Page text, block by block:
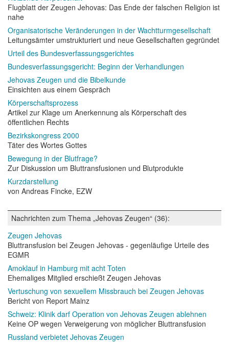
Flugblatt der Zeugen Jehovas: Das Ende der falschen Religion ist
nahe
Organisatorische Veränderungen in der Wachtturmgesellschaft
Leitungsämter umstrukturiert und neue Gesellschaften gegründet
Urteil des Bundesverfassungsgerichtes
Bundesverfassungsgericht: Beginn der Verhandlungen
Jehovas Zeugen und die Bibelkunde
Einsichten aus einem Gespräch
Körperschaftsprozess
Artikel zur Klage um Anerkennung als Körperschaft des
öffentlichen Rechts
Bezirkskongress 2000
Täter des Wortes Gottes
Bewegung in der Blutfrage?
Zur Diskussion um Bluttransfusionen und Blutprodukte
Kurzdarstellung
von Andreas Fincke, EZW
Nachrichten zum Thema „Jehovas Zeugen“ (36):
Zeugen Jehovas
Bluttransfusion bei Zeugen Jehovas - gegenläufige Urteile des
EGMR
Amoklauf in Hamburg mit acht Toten
Ehemaliges Mitglied erschießt Zeugen Jehovas
Vertuschung von sexuellem Missbrauch bei Zeugen Jehovas
Bericht von Report Mainz
Schweiz: Klinik darf Operation von Jehovas Zeugen ablehnen
Keine OP wegen Verweigerung von möglicher Bluttransfusion
Russland verbietet Jehovas Zeugen